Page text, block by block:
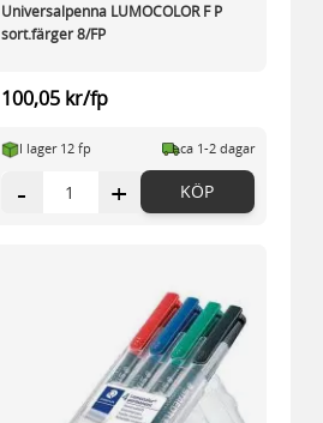
Universalpenna LUMOCOLOR F P
sort.färger 8/FP
100,05 kr/fp
I lager 12 fp ca 1-2 dagar
- + KÖP